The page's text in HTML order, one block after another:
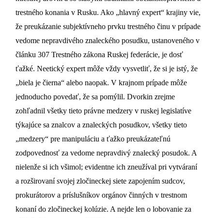
trestného konania v Rusku. Ako „hlavný expert“ krajiny vie,
že preukázanie subjektívneho prvku trestného činu v prípade
vedome nepravdivého znaleckého posudku, ustanoveného v
článku 307 Trestného zákona Ruskej federácie, je dosť
ťažké. Neetický expert môže vždy vysvetliť, že si je istý, že
„biela je čierna“ alebo naopak. V krajnom prípade môže
jednoducho povedať, že sa pomýlil. Dvorkin zrejme
zohľadnil všetky tieto právne medzery v ruskej legislatíve
týkajúce sa znalcov a znaleckých posudkov, všetky tieto
„medzery“ pre manipuláciu a ťažko preukázateľnú
zodpovednosť za vedome nepravdivý znalecký posudok. A
nielenže si ich všimol; evidentne ich zneužíval pri vytváraní
a rozširovaní svojej zločineckej siete zapojením sudcov,
prokurátorov a príslušníkov orgánov činných v trestnom
konaní do zločineckej kolúzie. A nejde len o lobovanie za